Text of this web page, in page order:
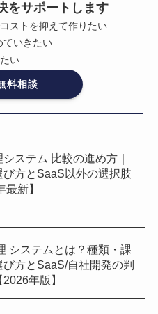
をサポートします
ストを抑えて作りたい
ていきたい
い
料相談
ステム 比較の進め方｜
び方とSaaS以外の選択肢
最新】
システムとは？種類・課
び方とSaaS/自社開発の判
年版】